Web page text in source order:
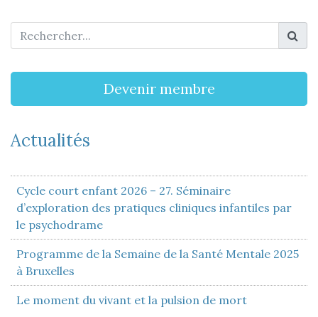
Devenir membre
Actualités
Cycle court enfant 2026 – 27. Séminaire
d’exploration des pratiques cliniques infantiles par
le psychodrame
Programme de la Semaine de la Santé Mentale 2025
à Bruxelles
Le moment du vivant et la pulsion de mort